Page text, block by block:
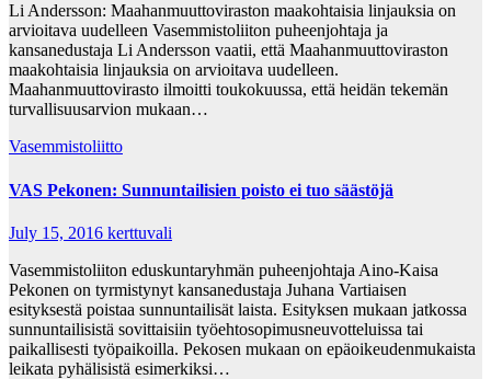
Li Andersson: Maahanmuuttoviraston maakohtaisia linjauksia on
arvioitava uudelleen Vasemmistoliiton puheenjohtaja ja
kansanedustaja Li Andersson vaatii, että Maahanmuuttoviraston
maakohtaisia linjauksia on arvioitava uudelleen.
Maahanmuuttovirasto ilmoitti toukokuussa, että heidän tekemän
turvallisuusarvion mukaan…
Vasemmistoliitto
VAS Pekonen: Sunnuntailisien poisto ei tuo säästöjä
July 15, 2016 kerttuvali
Vasemmistoliiton eduskuntaryhmän puheenjohtaja Aino-Kaisa
Pekonen on tyrmistynyt kansanedustaja Juhana Vartiaisen
esityksestä poistaa sunnuntailisät laista. Esityksen mukaan jatkossa
sunnuntailisistä sovittaisiin työehtosopimusneuvotteluissa tai
paikallisesti työpaikoilla. Pekosen mukaan on epäoikeudenmukaista
leikata pyhälisistä esimerkiksi…